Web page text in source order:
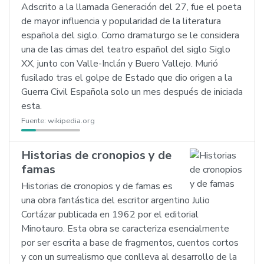
Adscrito a la llamada Generación del 27, fue el poeta
de mayor influencia y popularidad de la literatura
española del siglo. Como dramaturgo se le considera
una de las cimas del teatro español del siglo Siglo
XX, junto con Valle-Inclán y Buero Vallejo. Murió
fusilado tras el golpe de Estado que dio origen a la
Guerra Civil Española solo un mes después de iniciada
esta.
Fuente: wikipedia.org
Historias de cronopios y de
famas
Historias de cronopios y de famas es
una obra fantástica del escritor argentino Julio
Cortázar publicada en 1962 por el editorial
Minotauro. Esta obra se caracteriza esencialmente
por ser escrita a base de fragmentos, cuentos cortos
y con un surrealismo que conlleva al desarrollo de la